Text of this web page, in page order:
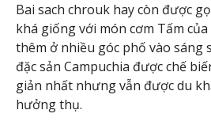
Bai sach chrouk hay còn được
khá giống với món cơm Tấm
thêm ở nhiều góc phố vào sáng
đặc sản Campuchia được chế
giản nhất nhưng vẫn được du
hưởng thụ.